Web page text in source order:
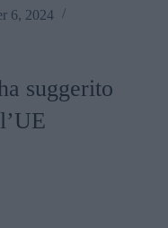
6, 2024
suggerito